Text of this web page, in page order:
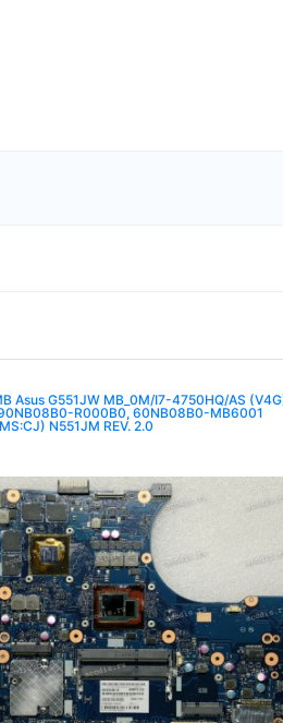
Asus G551JW MB_0M/I7-4750HQ/AS
R000B0, 60NB08B0-MB6001
N551JM REV. 2.0